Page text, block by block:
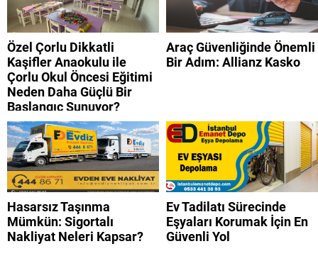
Özel Çorlu Dikkatli
Kaşifler Anaokulu ile
Çorlu Okul Öncesi Eğitimi
Neden Daha Güçlü Bir
Başlangıç Sunuyor?
Araç Güvenliğinde Önemli
Bir Adım: Allianz Kasko
Hasarsız Taşınma
Mümkün: Sigortalı
Nakliyat Neleri Kapsar?
Ev Tadilatı Sürecinde
Eşyaları Korumak İçin En
Güvenli Yol